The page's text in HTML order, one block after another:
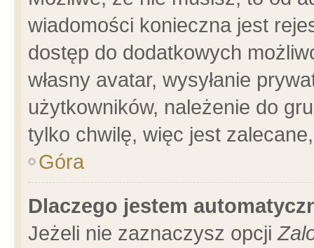
wiadomości konieczna jest
dostęp do dodatkowych
własny avatar, wysyłanie
użytkowników, należenie do
tylko chwilę, więc jest
Góra
Dlaczego jestem
Jeżeli nie zaznaczysz opcji